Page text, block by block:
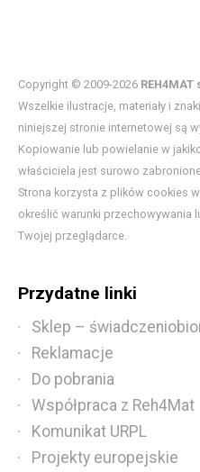
Copyright © 2009-2026 REH4MAT
Wszelkie ilustracje, materiały i
niniejszej stronie internetowej są
Kopiowanie lub powielanie w
właściciela jest surowo
Strona korzysta z plików cookies
określić warunki
Twojej przeglądarce.
Przydatne linki
Sklep –
Reklamacje
Do pobrania
Współpraca z Reh4Mat
Komunikat URPL
Projekty europejskie